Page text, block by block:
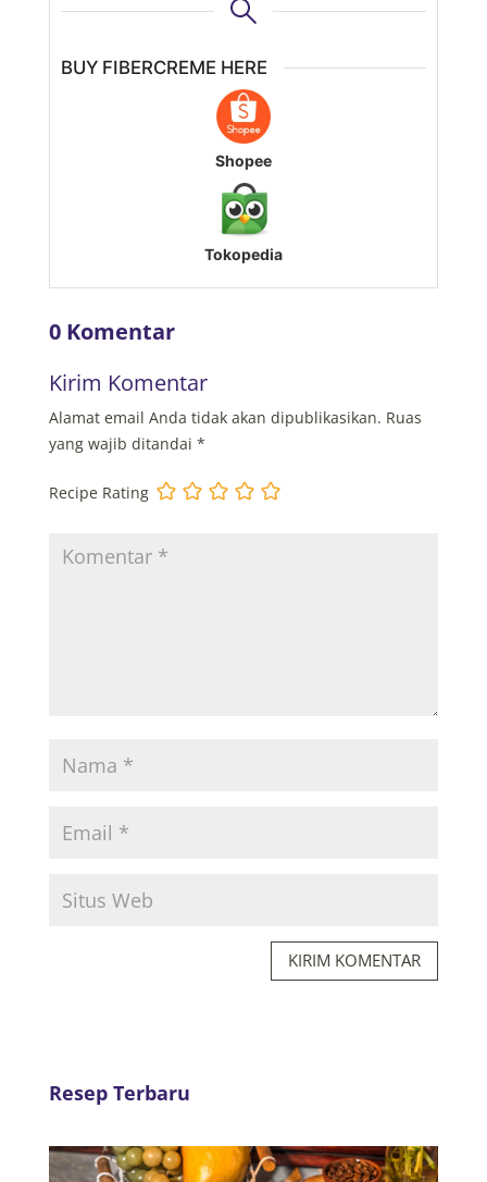
BUY FIBERCREME HERE
Shopee
Tokopedia
0 Komentar
Kirim Komentar
Alamat email Anda tidak akan dipublikasikan. Ruas
yang wajib ditandai *
Recipe Rating
KIRIM KOMENTAR
Resep Terbaru